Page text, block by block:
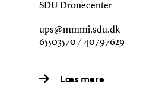
SDU Dronecenter
ups@mmmi.sdu.dk
65503570 / 40797629
Læs mere